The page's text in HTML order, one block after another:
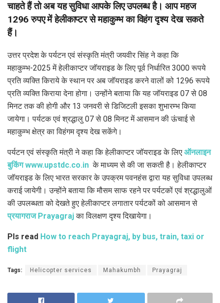
चाहते हैं तो अब यह सुविधा आपके लिए उपलब्ध है। आप महज
1296 रुपए में हेलीकाप्टर से महाकुम्भ का विहंग दृश्य देख सकते
हैं।
उत्तर प्रदेश के पर्यटन एवं संस्कृति मंत्री जयवीर सिंह ने कहा कि
महाकुम्भ-2025 में हेलीकाप्टर जॉयराइड के लिए पूर्व निर्धारित 3000 रूपये
प्रति व्यक्ति किराये के स्थान पर अब जॉयराइड करने वालों को 1296 रूपये
प्रति व्यक्ति किराया देना होगा। उन्होंने बताया कि यह जॉयराइड 07 से 08
मिनट तक की होगी और 13 जनवरी से डिजिटली इसका शुभारम्भ किया
जायेगा। पर्यटक एवं श्रद्धालु 07 से 08 मिनट में आसमान की ऊंचाई से
महाकुम्भ क्षेत्र का विहंगम दृश्य देख सकेंगे।
पर्यटन एवं संस्कृति मंत्री ने कहा कि हेलीकाप्टर जॉयराइड के लिए ऑनलाइन
बुकिंग www.upstdc.co.in के माध्यम से की जा सकती है। हेलीकाप्टर
जॉयराइड के लिए भारत सरकार के उपक्रम पवनहंस द्वारा यह सुविधा उपलब्ध
कराई जायेगी। उन्होंने बताया कि मौसम साफ रहने पर पर्यटकों एवं श्रद्धालुओं
की उपलब्धता को देखते हुए हेलीकाप्टर लगातार पर्यटकों को आसमान से
प्रयागराज Prayagrajका विलक्षण दृश्य दिखायेगा।
Pls read How to reach Prayagraj, by bus, train, taxi or
flight
Tags: Helicopter services Mahakumbh Prayagraj